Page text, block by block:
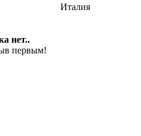
Италия
нет..
первым!